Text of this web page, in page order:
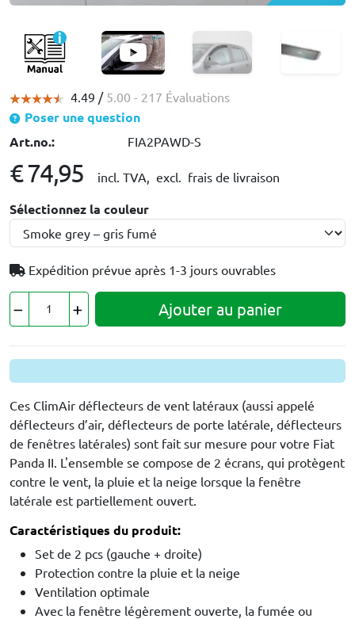
4.49 / 5.00 - 217 Évaluations
Poser une question
Art.no.:
FIA2PAWD-S
€ 74,95 incl. TVA, excl. frais de livraison
Sélectionnez la couleur
Expédition prévue après 1-3 jours ouvrables
Ajouter au panier
Ces ClimAir déflecteurs de vent latéraux (aussi appelé
déflecteurs d’air, déflecteurs de porte latérale, déflecteurs
de fenêtres latérales) sont fait sur mesure pour votre Fiat
Panda II. L'ensemble se compose de 2 écrans, qui protègent
contre le vent, la pluie et la neige lorsque la fenêtre
latérale est partiellement ouvert.
Caractéristiques du produit:
Set de 2 pcs (gauche + droite)
Protection contre la pluie et la neige
Ventilation optimale
Avec la fenêtre légèrement ouverte, la fumée ou